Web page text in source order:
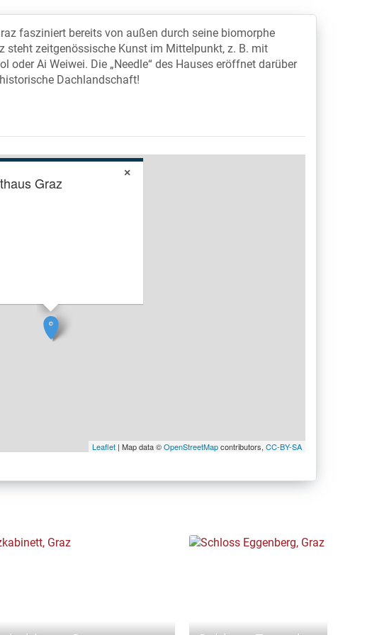
fasziniert bereits von außen durch seine biomorphe
steht zeitgenössische Kunst im Mittelpunkt, z. B. mit
oder Ai Weiwei. Die „Needle“ des Hauses eröffnet darüber
Dachlandschaft!
Graz
×
Leaflet | Map data ©OpenStreetMapcontributors, CC-BY-SA